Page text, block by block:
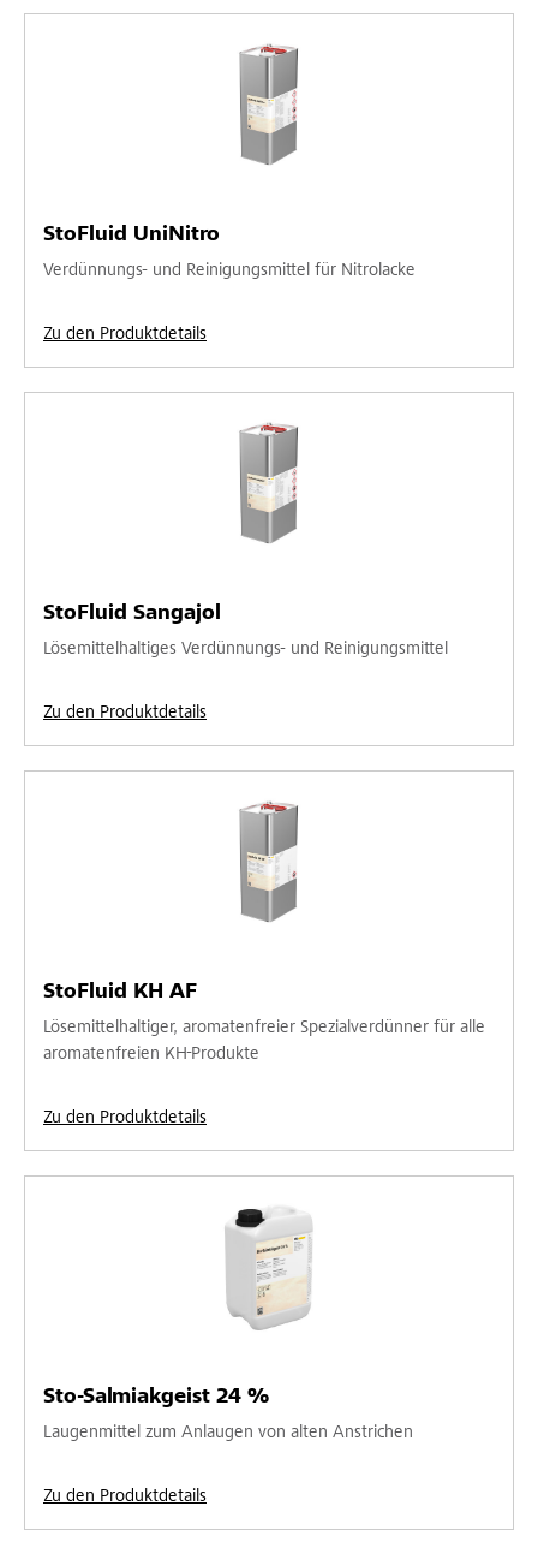
StoFluid UniNitro
Verdünnungs- und Reinigungsmittel für Nitrolacke
Zu den Produktdetails
StoFluid Sangajol
Lösemittelhaltiges Verdünnungs- und Reinigungsmittel
Zu den Produktdetails
StoFluid KH AF
Lösemittelhaltiger, aromatenfreier Spezialverdünner für alle
aromatenfreien KH-Produkte
Zu den Produktdetails
Sto-Salmiakgeist 24 %
Laugenmittel zum Anlaugen von alten Anstrichen
Zu den Produktdetails